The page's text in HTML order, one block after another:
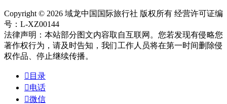
Copyright © 2026 域龙中国国际旅行社 版权所有 经营许可证编
号：L-XZ00144
法律声明：本站部分图文内容取自互联网。您若发现有侵略您
著作权行为，请及时告知，我们工作人员将在第一时间删除侵
权作品、停止继续传播。
 目录
电话
微信